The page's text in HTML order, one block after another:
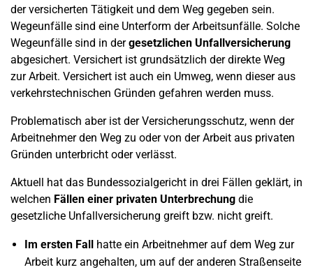
der versicherten Tätigkeit und dem Weg gegeben sein.
Wegeunfälle sind eine Unterform der Arbeitsunfälle. Solche
Wegeunfälle sind in dergesetzlichen Unfallversicherung
abgesichert. Versichert ist grundsätzlich der direkte Weg
zur Arbeit. Versichert ist auch ein Umweg, wenn dieser aus
verkehrstechnischen Gründen gefahren werden muss.
Problematisch aber ist der Versicherungsschutz, wenn der
Arbeitnehmer den Weg zu oder von der Arbeit aus privaten
Gründen unterbricht oder verlässt.
Aktuell hat das Bundessozialgericht in drei Fällen geklärt, in
welchen Fällen einer privaten Unterbrechung die
gesetzliche Unfallversicherung greift bzw. nicht greift.
Im ersten Fall hatte ein Arbeitnehmer auf dem Weg zur
Arbeit kurz angehalten, um auf der anderen Straßenseite